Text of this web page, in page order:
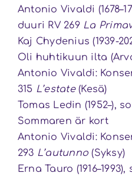
Antonio Vivaldi
duuri RV 269 La
Kaj Chydenius (1939-
Oli huhtikuun ilta
Antonio Vivaldi:
315 L’estate(Kesä)
Tomas Ledin (1952–),
Sommaren är kort
Antonio Vivaldi:
293 L’autunno (Syksy)
Erna Tauro